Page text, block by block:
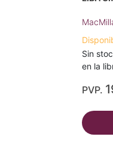
Sin
en la
PVP.